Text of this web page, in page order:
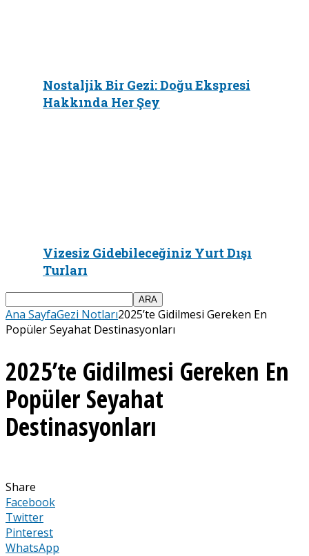
Nostaljik Bir Gezi: Doğu Ekspresi
Hakkında Her Şey
Vizesiz Gidebileceğiniz Yurt Dışı
Turları
Ana SayfaGezi Notları2025’te Gidilmesi Gereken En
Popüler Seyahat Destinasyonları
2025’te Gidilmesi Gereken En
Popüler Seyahat
Destinasyonları
Share
Facebook
Twitter
Pinterest
WhatsApp